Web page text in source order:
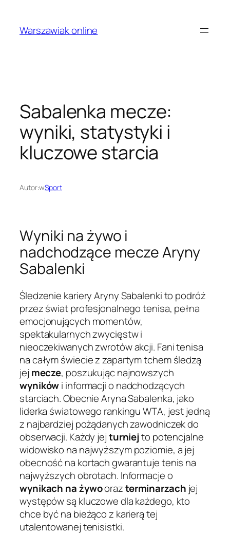
treściWarszawiak online
Sabalenka mecze:
wyniki, statystyki i
kluczowe starcia
Autor:wSport
Wyniki na żywo i
nadchodzące mecze Aryny
Sabalenki
Śledzenie kariery Aryny Sabalenki to podróż
przez świat profesjonalnego tenisa, pełna
emocjonujących momentów,
spektakularnych zwycięstw i
nieoczekiwanych zwrotów akcji. Fani tenisa
na całym świecie z zapartym tchem śledzą
jej mecze, poszukując najnowszych
wynikówi informacji o nadchodzących
starciach. Obecnie Aryna Sabalenka, jako
liderka światowego rankingu WTA, jest jedną
z najbardziej pożądanych zawodniczek do
obserwacji. Każdy jejturniejto potencjalne
widowisko na najwyższym poziomie, a jej
obecność na kortach gwarantuje tenis na
najwyższych obrotach. Informacje o
wynikach na żywoorazterminarzach jej
występów są kluczowe dla każdego, kto
chce być na bieżąco z karierą tej
utalentowanej tenisistki.